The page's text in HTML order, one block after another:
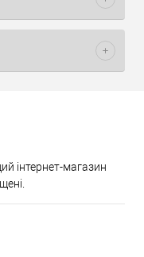
інтернет-магазин